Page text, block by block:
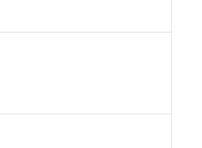
に関して"
の「1.共同利用者の
。
に遡って非含有を証明するも
は、対応完了までの期間は出
。